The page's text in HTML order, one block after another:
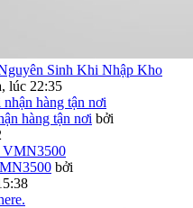
Sinh Khi Nhập Kho
lúc 22:35
hàng tận nơi bởi
bởi